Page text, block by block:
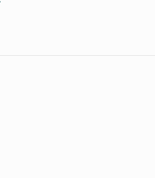
历史的珠山聚落，朴实典